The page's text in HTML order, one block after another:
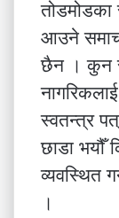
आउने
छैन । कुन
स्वतन्त्र
छाडा भयौँ
व्यवस्थित
।